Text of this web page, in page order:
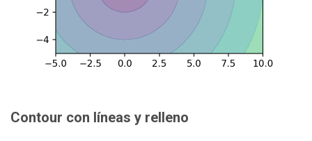
Contour con líneas y relleno